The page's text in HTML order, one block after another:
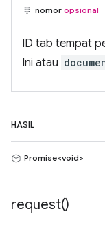
nomor opsional
ID tab tempat
Ini atau
HASIL
Promise<void>
request()